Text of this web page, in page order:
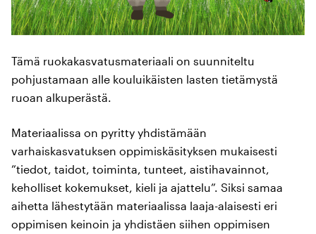
Tämä ruokakasvatusmateriaali on suunniteltu
pohjustamaan alle kouluikäisten lasten tietämystä
ruoan alkuperästä.
Materiaalissa on pyritty yhdistämään
varhaiskasvatuksen oppimiskäsityksen mukaisesti
”tiedot, taidot, toiminta, tunteet, aistihavainnot,
keholliset kokemukset, kieli ja ajattelu”. Siksi samaa
aihetta lähestytään materiaalissa laaja-alaisesti eri
oppimisen keinoin ja yhdistäen siihen oppimisen